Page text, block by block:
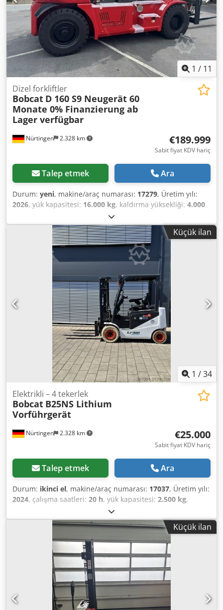
1 / 11
Nürtingen 2.328 km
Dizel forkliftler
Bobcat D 160 S9 Neugerät 60
Monate 0% Finanzierung ab
Lager verfügbar
€189.999
Sabit fiyat KDV hariç
Talep etmek Ara
Durum: yeni, makine/araç numarası: 17279, Üretim yılı:
2026, yük kapasitesi: 16.000 kg, kaldırma yüksekliği: 4.000
1.480 mm
yakıt türü:dizel, direk tipi:triplex, inşaat yüksekliği:3.030
, çatalların uzunluğu:2.400 mm, ön lastik ölçüsü:
12.00-20 100%, arka lastik boyutu:12.00-20 100%
19.300 kg
, 5218640 Cedjzp T
Auspfx Ah Ejrf Seri Numarası: FDC0H-5107-00494
Küçük ilan
1 /34
Nürtingen 2.328 km
Elektrikli – 4 tekerlek
Bobcat B25NS Lithium
Vorführgerät
€25.000
Sabit fiyat KDV hariç
Talep etmek Ara
Durum: ikinci el, makine/araç numarası: 17037, Üretim yılı:
2024, çalışma saatleri: 20 h, yük kapasitesi: 2.500 kg,
4.710 mm, serbest kaldırma:
mm, yük merkezi:500 mm, yakıt türü:elektrikli, direk tipi:
, inşaat yüksekliği:2.180 mm, batarya voltajı:48 V,
çatalların uzunluğu:1.200 mm, ön lastik ölçüsü:
arka lastik boyutu:18X7-8, toplam ağırlık:3.552 kg
5141046 Cjdpfoy Hau Isx Ah Ejrf Seri Numarası: FBA47-
4880-01823 Akü Detayları: 48V 600Ah Lityum
Küçük ilan